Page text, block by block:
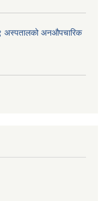
अस्पतालको अनऔपचारिक